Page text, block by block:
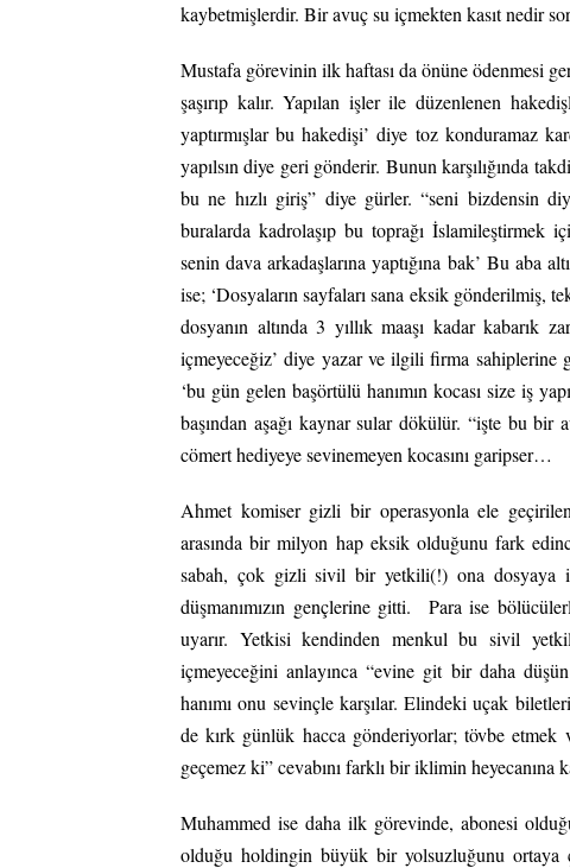
kaybetmişlerdir. Bir avuç su içmekten kasıt nedir
Mustafa görevinin ilk haftası da önüne ödenmesi
şaşırıp kalır. Yapılan işler ile düzenlenen
yaptırmışlar bu hakedişi’ diye toz konduramaz
yapılsın diye geri gönderir. Bunun karşılığında
bu ne hızlı giriş” diye gürler. “seni bizdensin
buralarda kadrolaşıp bu toprağı İslamileştirmek
senin dava arkadaşlarına yaptığına bak’ Bu aba
ise; ‘Dosyaların sayfaları sana eksik gönderilmiş,
dosyanın altında 3 yıllık maaşı kadar kabarık
içmeyeceğiz’ diye yazar ve ilgili firma sahiplerine
‘bu gün gelen başörtülü hanımın kocası size iş
başından aşağı kaynar sular dökülür. “işte bu bir
cömert hediyeye sevinemeyen kocasını garipser…
Ahmet komiser gizli bir operasyonla ele
arasında bir milyon hap eksik olduğunu fark
sabah, çok gizli sivil bir yetkili(!) ona dosyaya
düşmanımızın gençlerine gitti. Para ise
uyarır. Yetkisi kendinden menkul bu sivil
içmeyeceğini anlayınca “evine git bir daha
hanımı onu sevinçle karşılar. Elindeki uçak
de kırk günlük hacca gönderiyorlar; tövbe etmek
geçemez ki” cevabını farklı bir iklimin heyecanına
Muhammed ise daha ilk görevinde, abonesi
olduğu holdingin büyük bir yolsuzluğunu ortaya